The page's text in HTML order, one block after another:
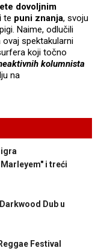
dovoljnim
te puni znanja, svoju
Naime, odlučili
ovaj spektakularni
koji točno
kolumnista
na
i treći
Dub u
Festival